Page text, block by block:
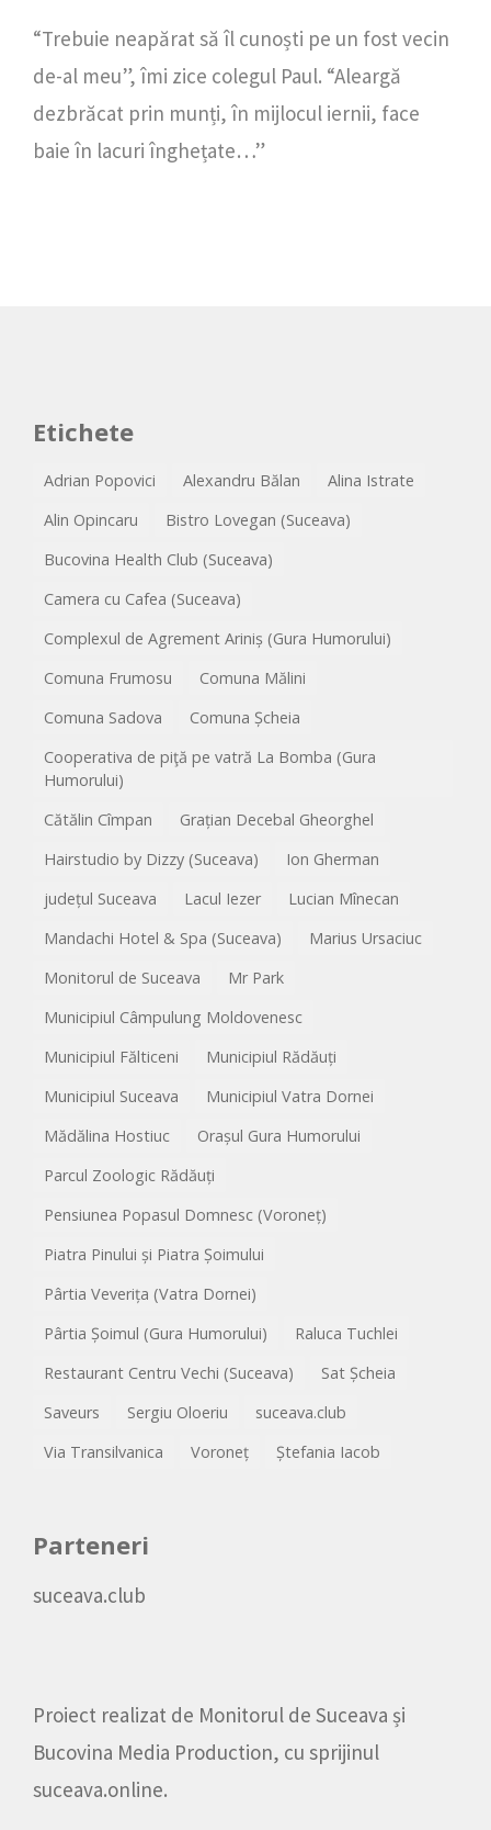
“Trebuie neapărat să îl cunoști pe un fost vecin
de-al meu”, îmi zice colegul Paul. “Aleargă
dezbrăcat prin munți, în mijlocul iernii, face
baie în lacuri înghețate…”
Etichete
Adrian Popovici Alexandru Bălan
Alina Istrate
Alin Opincaru
Bistro Lovegan (Suceava)
Bucovina Health Club (Suceava)
Camera cu Cafea (Suceava)
Complexul de Agrement Ariniș (Gura Humorului)
Comuna Frumosu
Comuna Mălini
Comuna Sadova
Comuna Șcheia
Cooperativa de piţă pe vatră La Bomba (Gura
Humorului)
Cătălin Cîmpan
Grațian Decebal Gheorghel
Hairstudio by Dizzy (Suceava)
Ion Gherman
județul Suceava
Lacul Iezer
Lucian Mînecan
Mandachi Hotel & Spa (Suceava)
Marius Ursaciuc
Monitorul de Suceava
Mr Park
Municipiul Câmpulung Moldovenesc
Municipiul Fălticeni
Municipiul Rădăuți
Municipiul Suceava
Municipiul Vatra Dornei
Mădălina Hostiuc
Orașul Gura Humorului
Parcul Zoologic Rădăuți
Pensiunea Popasul Domnesc (Voroneț)
Piatra Pinului și Piatra Șoimului
Pârtia Veverița (Vatra Dornei)
Pârtia Șoimul (Gura Humorului)
Raluca Tuchlei
Restaurant Centru Vechi (Suceava)
Sat Șcheia
Saveurs
Sergiu Oloeriu
suceava.club
Via Transilvanica
Voroneț Ștefania Iacob
Parteneri
suceava.club
Proiect realizat de Monitorul de Suceava și
Bucovina Media Production, cu sprijinul
suceava.online.